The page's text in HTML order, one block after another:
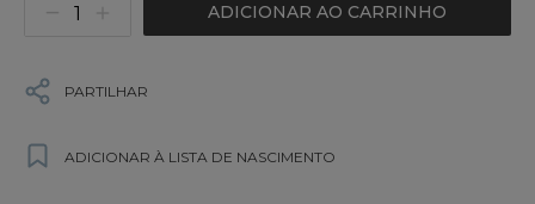
ADICIONAR AO CARRINHO
PARTILHAR
ADICIONAR À LISTA DE NASCIMENTO